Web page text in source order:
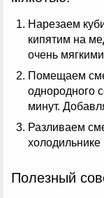
Нарезаем
кипятим на
очень
Помещаем
однородного
минут.
Разливаем
холодильнике
Полезный